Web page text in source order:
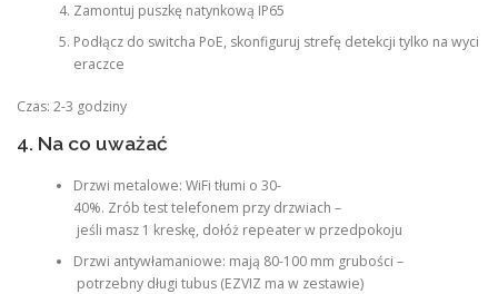
Zamontuj puszkę natynkową IP65
Podłącz do switcha PoE, skonfiguruj strefę detekcji tylko na wyci
eraczce
Czas: 2-3 godziny
4. Na co uważać
Drzwi metalowe: WiFi tłumi o 30-
40%. Zrób test telefonem przy drzwiach –
jeśli masz 1 kreskę, dołóż repeater w przedpokoju
Drzwi antywłamaniowe: mają 80-100 mm grubości –
potrzebny długi tubus (EZVIZ ma w zestawie)